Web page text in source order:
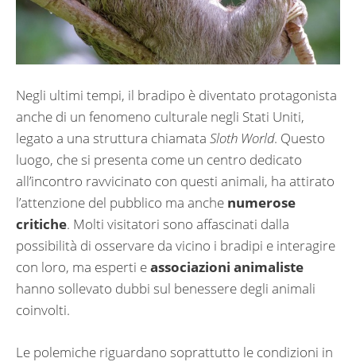
Negli ultimi tempi, il bradipo è diventato protagonista
anche di un fenomeno culturale negli Stati Uniti,
legato a una struttura chiamata Sloth World. Questo
luogo, che si presenta come un centro dedicato
all’incontro ravvicinato con questi animali, ha attirato
l’attenzione del pubblico ma anche numerose
critiche. Molti visitatori sono affascinati dalla
possibilità di osservare da vicino i bradipi e interagire
con loro, ma esperti eassociazioni animaliste
hanno sollevato dubbi sul benessere degli animali
coinvolti.
Le polemiche riguardano soprattutto le condizioni in